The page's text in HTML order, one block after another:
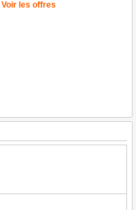
Voir les offres